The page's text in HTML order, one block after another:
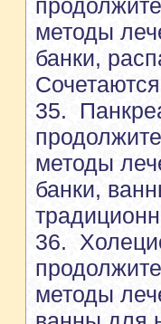
методы
банки,
35.
методы
банки,
36.
методы